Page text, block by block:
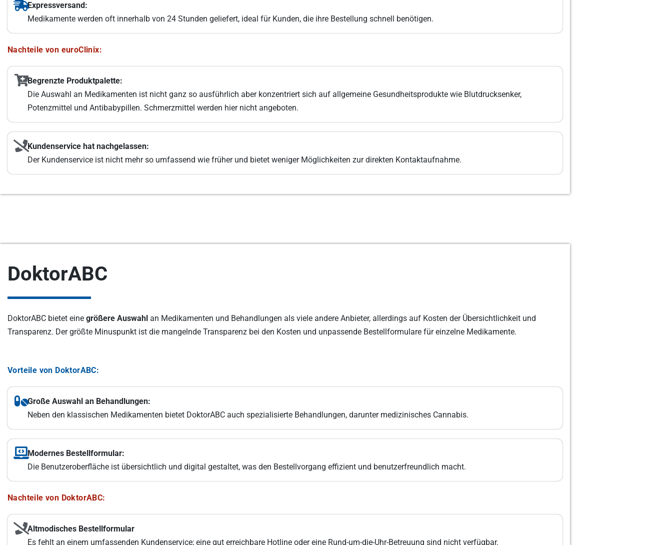
Expressversand:
Medikamente werden oft innerhalb von 24 Stunden geliefert, ideal für Kunden, die ihre Bestellung schnell benötigen.
Nachteile von euroClinix:
Begrenzte Produktpalette:
Die Auswahl an Medikamenten ist nicht ganz so ausführlich aber konzentriert sich auf allgemeine Gesundheitsprodukte wie Blutdrucksenker,
Potenzmittel und Antibabypillen. Schmerzmittel werden hier nicht angeboten.
Kundenservice hat nachgelassen:
Der Kundenservice ist nicht mehr so umfassend wie früher und bietet weniger Möglichkeiten zur direkten Kontaktaufnahme.
DoktorABC
DoktorABC bietet eine größere Auswahl an Medikamenten und Behandlungen als viele andere Anbieter, allerdings auf Kosten der Übersichtlichkeit und
Transparenz. Der größte Minuspunkt ist die mangelnde Transparenz bei den Kosten und unpassende Bestellformulare für einzelne Medikamente.
Vorteile von DoktorABC:
Große Auswahl an Behandlungen:
Neben den klassischen Medikamenten bietet DoktorABC auch spezialisierte Behandlungen, darunter medizinisches Cannabis.
Modernes Bestellformular:
Die Benutzeroberfläche ist übersichtlich und digital gestaltet, was den Bestellvorgang effizient und benutzerfreundlich macht.
Nachteile von DoktorABC:
Altmodisches Bestellformular
Es fehlt an einem umfassenden Kundenservice; eine gut erreichbare Hotline oder eine Rund-um-die-Uhr-Betreuung sind nicht verfügbar.